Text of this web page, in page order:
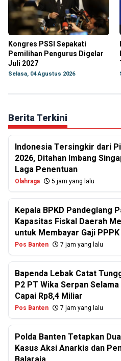
Kongres PSSI Sepakati
Pemilihan Pengurus Digelar
Juli 2027
Selasa, 04 Agustus 2026
Berita Terkini
Indonesia Tersingkir dari
2026, Ditahan Imbang
Laga Penentuan
Olahraga 5 jam yang lalu
Kepala BPKD Pandeglang
Kapasitas Fiskal Daerah
untuk Membayar Gaji PPPK
Pos Banten 7 jam yang lalu
Bapenda Lebak Catat
P2 PT Wika Serpan
Capai Rp8,4 Miliar
Pos Banten 7 jam yang lalu
Polda Banten Tetapkan
Kasus Aksi Anarkis dan